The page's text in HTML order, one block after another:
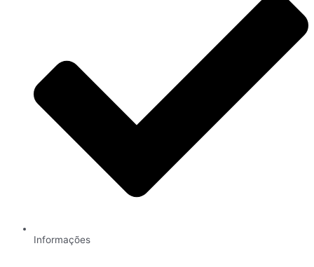
Informações